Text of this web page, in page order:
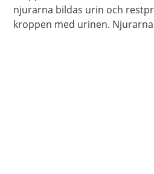
njurarna bildas urin och
kroppen med urinen.